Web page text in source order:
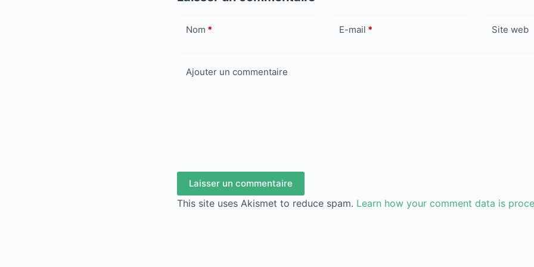
Nom * E-mail * Site web
Ajouter un commentaire
Laisser un commentaire
This site uses Akismet to reduce spam. Learn how your comment data is